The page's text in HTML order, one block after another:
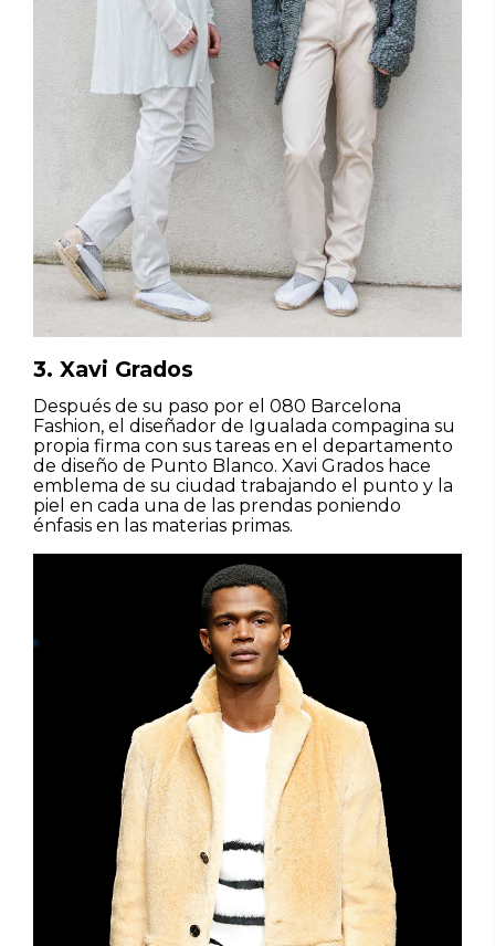
3. Xavi Grados
Después de su paso por el 080 Barcelona
Fashion, el diseñador de Igualada compagina su
propia firma con sus tareas en el departamento
de diseño de Punto Blanco. Xavi Grados hace
emblema de su ciudad trabajando el punto y la
piel en cada una de las prendas poniendo
énfasis en las materias primas.